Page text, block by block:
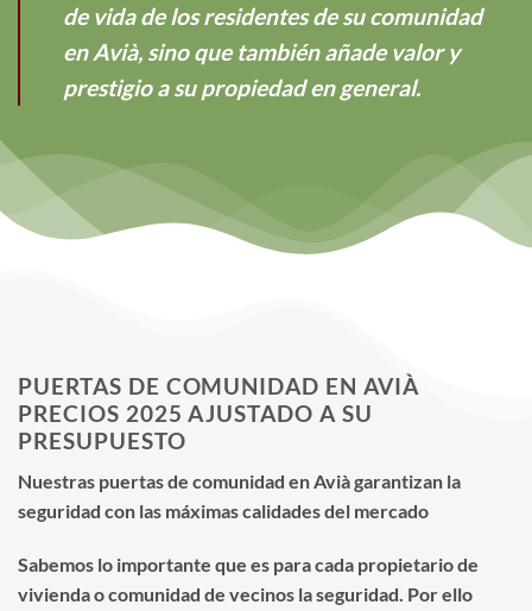
de vida de los residentes de su comunidad
en Avià, sino que también añade valor y
prestigio a su propiedad en general.
PUERTAS DE COMUNIDAD EN AVIÀ
PRECIOS 2025 AJUSTADO A SU
PRESUPUESTO
Nuestras puertas de comunidad en Avià garantizan la
seguridad con las máximas calidades del mercado
Sabemos lo importante que es para cada propietario de
vivienda o comunidad de vecinos la seguridad. Por ello